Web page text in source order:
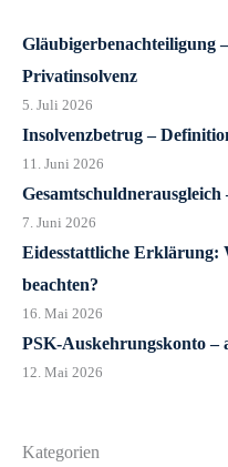
Gläubigerbenachteiligung
Privatinsolvenz
5. Juli 2026
Insolvenzbetrug –
11. Juni 2026
7. Juni 2026
Eidesstattliche Erklärung:
beachten?
16. Mai 2026
PSK-Auskehrungskonto –
12. Mai 2026
Kategorien